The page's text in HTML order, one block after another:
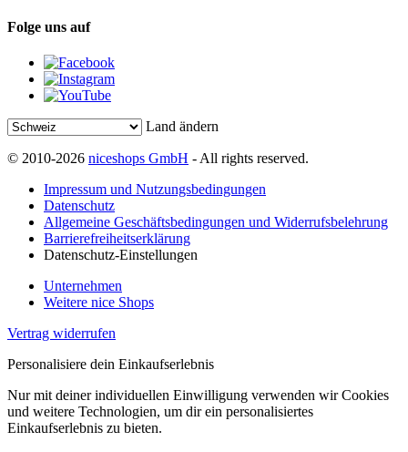
Folge uns auf
Land ändern
© 2010-2026 niceshops GmbH - All rights reserved.
Impressum und Nutzungsbedingungen
Datenschutz
Allgemeine Geschäftsbedingungen und Widerrufsbelehrung
Barrierefreiheitserklärung
Datenschutz-Einstellungen
Unternehmen
Weitere nice Shops
Vertrag widerrufen
Personalisiere dein Einkaufserlebnis
Nur mit deiner individuellen Einwilligung verwenden wir Cookies
und weitere Technologien, um dir ein personalisiertes
Einkaufserlebnis zu bieten.